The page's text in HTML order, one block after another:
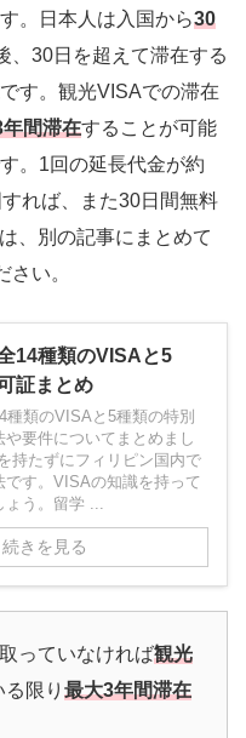
。日本人は入国から30
、30日を超えて滞在する
す。観光VISAでの滞在
間滞在することが可能
。1回の延長代金が約
れば、また30日間無料
、別の記事にまとめて
い。
14種類のVISAと5
証まとめ
種類のVISAと5種類の特別
要件についてまとめまし
持たずにフィリピン国内で
です。VISAの知識を持って
う。留学 ...
続きを見る
っていなければ観光
限り 最大3年間滞在